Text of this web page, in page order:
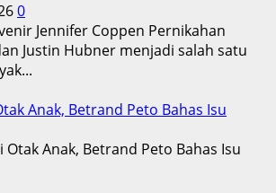
0
Jennifer Coppen Pernikahan
Justin Hubner menjadi salah satu
Anak, Betrand Peto Bahas Isu